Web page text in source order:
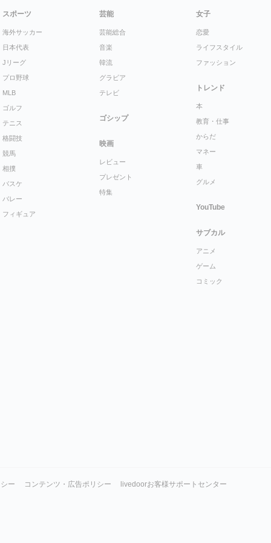
スポーツ
海外サッカー
日本代表
Jリーグ
プロ野球
MLB
ゴルフ
テニス
格闘技
競馬
相撲
バスケ
バレー
フィギュア
芸能
芸能総合
音楽
韓流
グラビア
テレビ
ゴシップ
映画
レビュー
プレゼント
特集
女子
恋愛
ライフスタイル
ファッション
トレンド
本
教育・仕事
からだ
マネー
車
グルメ
YouTube
サブカル
アニメ
ゲーム
コミック
ー コンテンツ・広告ポリシー livedoorお客様サポートセンター